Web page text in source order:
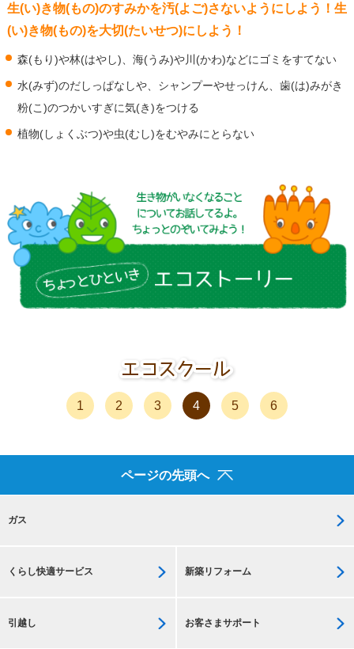
生(い)き物(もの)のすみかを汚(よご)さないようにしよう！生
(い)き物(もの)を大切(たいせつ)にしよう！
森(もり)や林(はやし)、海(うみ)や川(かわ)などにゴミをすてない
水(みず)のだしっぱなしや、シャンプーやせっけん、歯(は)みがき
粉(こ)のつかいすぎに気(き)をつける
植物(しょくぶつ)や虫(むし)をむやみにとらない
1 2 3 4 5 6
ページの先頭へ
ガス
くらし快適サービス 新築リフォーム
引越し お客さまサポート